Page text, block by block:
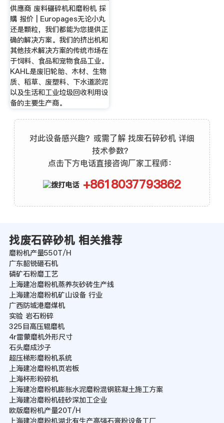
供應商 废料碾碎机和磨粉机 採
購 报价 | Europages无论小丸
还是颗粒，我们都能为您提供正
确的解决方案。我们的挤出机和
其他技术解决方案的传统市场在
于饲料、食品和宠物食品工业。
KAHL是废旧轮胎、木材、生物
质、稻草、废塑料、下水道淤泥
以及生活和工业垃圾回收利用设
备的主要生产商。
对此设备感兴趣？或需了解 找废石碎砂机 详细
技术参数？
点击下方电话直接咨询厂家工程师：
+8618037793862
找废石碎砂机 相关推荐
磨粉机产量550T/H
广东韶锐砸石机
磷矿石粉磨工艺
上海建冶磨粉机蒸养灰砂砖生产线
上海建冶磨粉机矿山设备 行业
广西防城港磨煤机
实验 岩石粉碎
325目高压辊磨机
4r雷蒙磨机外形尺寸
石头磨成沙子
超压梯形磨粉机系统
上海建冶磨粉机页岩板
上海杯形粉碎机
上海建冶磨粉机膨胀水泥磨粉混钢筋凝土施工方案
上海建冶磨粉机硅砂深加工企业
欧版磨粉机产量20T/H
上海建冶磨粉机湖北有生产高强石膏粉设备工厂